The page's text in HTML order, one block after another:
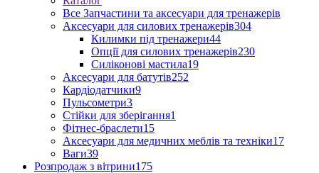
Все Запчастини та аксесуари для тренажерів
Аксесуари для силових тренажерів304
Килимки під тренажери44
Опції для силових тренажерів230
Силіконові мастила19
Аксесуари для батутів252
Кардіодатчики9
Пульсометри3
Стійки для зберігання1
Фітнес-браслети15
Аксесуари для медичних меблів та техніки17
Ваги39
Розпродаж з вітрини175